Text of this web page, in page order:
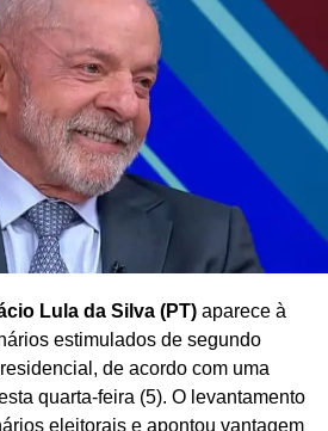
em tramitação, o caso chama
discussão sobre
de parte da remuneração de
quitação de dívidas
, tema
no âmbito do Poder Judiciário.
Lula da Silva (PT)aparece à
estimulados de segundo
de acordo com uma
quarta-feira (5). O levantamento
eleitorais e apontou vantagem